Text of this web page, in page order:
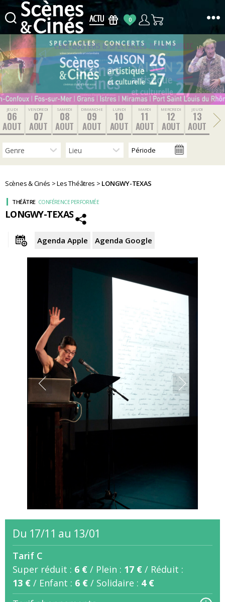
Scènes
&
Cinés
0
JEUDI
06
AOUT
VENDREDI
07
AOUT
SAMEDI
08
AOUT
DIMANCHE
09
AOUT
LUNDI
10
AOUT
MARDI
11
AOUT
MERCREDI
12
AOUT
JEUDI
13
AOUT
Scènes & Cinés >Les Théâtres > LONGWY-TEXAS
LONGWY-TEXAS
Agenda Apple Agenda Google
THÉÂTRE CONFÉRENCE PERFORMÉE
Du 17/11 au 13/01
Tarif C
Super réduit : 6 € / Plein : 17 € / Réduit :
13 € / Enfant : 6 € / Solidaire : 4 €